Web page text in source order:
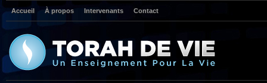
Accueil À propos Intervenants Contact